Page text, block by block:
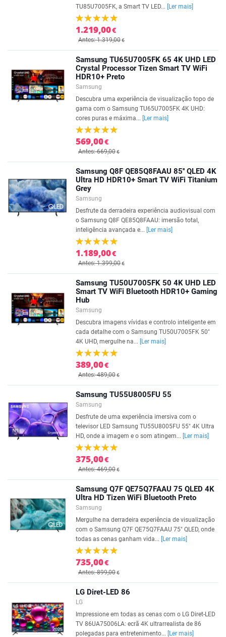
TU85U7005FK, a Smart TV LED...
[Ler mais]
1.219,00€
Antes: 1.319,00€
Samsung TU65U7005FK 65 4K UHD LED
Crystal Processor Tizen Smart TV WiFi
HDR10+ Preto
Samsung
Descubra uma experiência de visualização topo de
gama com o Samsung TU65U7005FK 4K UHD:
cores puras e máxima...
[Ler mais]
569,00€
Antes: 669,00€
Samsung Q8F QE85Q8FAAU 85'' QLED 4K
Ultra HD HDR10+ Smart TV WiFi Titanium
Grey
Samsung
Desfrute da derradeira experiência audiovisual com
o Samsung Q8F QE85Q8FAAU: imersão total,
inteligência avançada e...
[Ler mais]
1.189,00€
Antes: 1.399,00€
Samsung TU50U7005FK 50 4K UHD LED
Smart TV WiFi Bluetooth HDR10+ Gaming
Hub
Samsung
Descubra imagens vívidas e controlo inteligente em
cada detalhe com o Samsung TU50U7005FK 50"
4K UHD, mergulhe na...
[Ler mais]
389,00€
Antes: 489,00€
Samsung TU55U8005FU 55
Samsung
Desfrute de uma experiência imersiva com o
televisor LED Samsung TU55U8005FU 55" 4K Ultra
HD, onde a imagem e o som atingem...
[Ler mais]
375,00€
Antes: 469,00€
Samsung Q7F QE75Q7FAAU 75 QLED 4K
Ultra HD Tizen WiFi Bluetooth Preto
Samsung
Mergulhe na derradeira experiência de visualização
com o Samsung Q7F QE75Q7FAAU 75" QLED, onde
todas as cenas ganham vida...
[Ler mais]
735,00€
Antes: 899,00€
LG Diret-LED 86
LG
Impressione em todas as cenas com o LG Diret-LED
TV 86UA75006LA: ecrã 4K ultrarrealista de 86
polegadas para entretenimento...
[Ler mais]